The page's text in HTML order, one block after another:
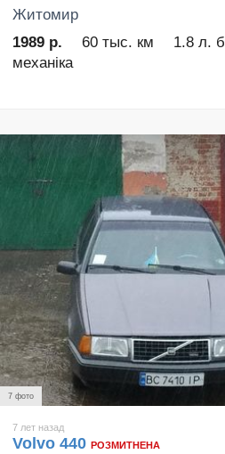
Житомир
1989 р.
60 тыс. км 1.8 л.
механіка
7 фото
7 лет назад
Volvo 440 РОЗМИТНЕНА